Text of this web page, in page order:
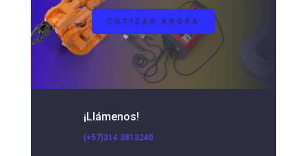
COTIZAR AHORA
¡Llámenos!
(+57)314 3813240